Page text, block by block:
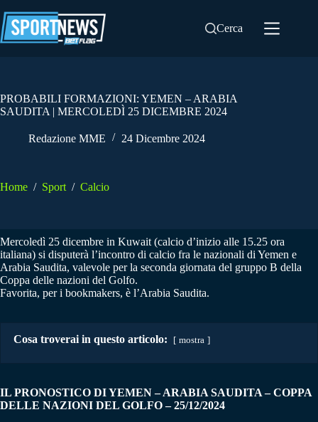
al
contenuto
Cerca
PROBABILI FORMAZIONI: YEMEN – ARABIA
SAUDITA | MERCOLEDÌ 25 DICEMBRE 2024
Redazione MME 24 Dicembre 2024
Home / Sport / Calcio
Mercoledì 25 dicembre in Kuwait (calcio d’inizio alle 15.25 ora
italiana) si disputerà l’incontro di calcio fra le nazionali di Yemen e
Arabia Saudita, valevole per la seconda giornata del gruppo B della
Coppa delle nazioni del Golfo.
Favorita, per i bookmakers, è l’Arabia Saudita.
Cosa troverai in questo articolo: mostra
IL PRONOSTICO DI YEMEN – ARABIA SAUDITA–COPPA
DELLE NAZIONI DEL GOLFO – 25/12/2024